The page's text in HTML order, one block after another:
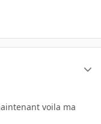
voila ma